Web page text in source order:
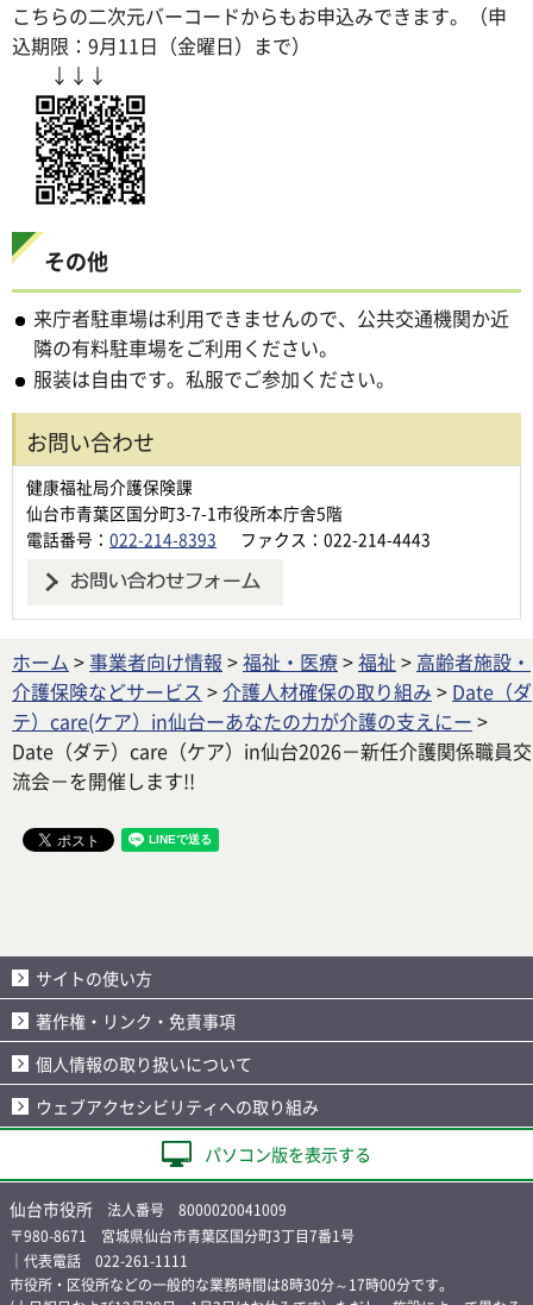
こちらの二次元バーコードからもお申込みできます。（申
込期限：9月11日（金曜日）まで）
↓↓↓
その他
来庁者駐車場は利用できませんので、公共交通機関か近
隣の有料駐車場をご利用ください。
服装は自由です。私服でご参加ください。
お問い合わせ
健康福祉局介護保険課
仙台市青葉区国分町3-7-1市役所本庁舎5階
電話番号： 022-214-8393 ファクス：022-214-4443
ホーム >事業者向け情報 >福祉・医療>福祉 > 高齢者施設・
介護保険などサービス > 介護人材確保の取り組み > Date（ダ
テ）care(ケア）in仙台ーあなたの力が介護の支えにー >
Date（ダテ）care（ケア）in仙台2026－新任介護関係職員交
流会－を開催します!!
サイトの使い方
著作権・リンク・免責事項
個人情報の取り扱いについて
ウェブアクセシビリティへの取り組み
パソコン版を表示する
仙台市役所 法人番号 8000020041009
〒980-8671 宮城県仙台市青葉区国分町3丁目7番1号
｜代表電話 022-261-1111
市役所・区役所などの一般的な業務時間は8時30分～17時00分です。